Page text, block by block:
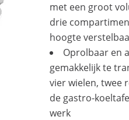
met een groot
drie
hoogte
Oprolbaar en
gemakkelijk te
vier wielen, twee
de gastro-
werk